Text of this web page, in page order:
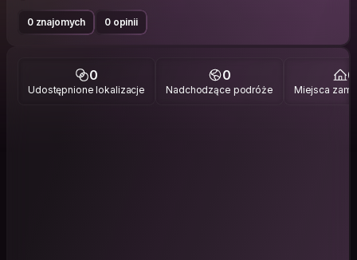
0 znajomych 0 opinii
0
Udostępnione lokalizacje
0
Nadchodzące podróże
0
Miejsca